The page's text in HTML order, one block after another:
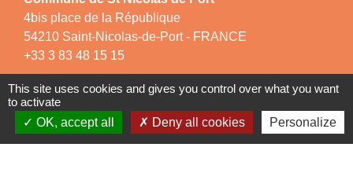
4bis place de la République
54210 Saint-Nicolas-de-Port - FRANCE
+33 3 83 48 15 15
This site uses cookies and gives you control over what you want
to activate
OK, accept all
Deny all cookies Personalize